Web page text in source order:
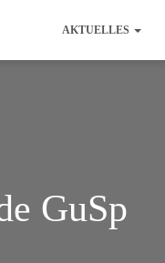
AKTUELLES
GuSp